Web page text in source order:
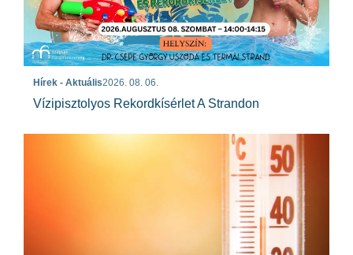
Hírek - Aktuális2026. 08. 06.
Vízipisztolyos Rekordkísérlet A Strandon